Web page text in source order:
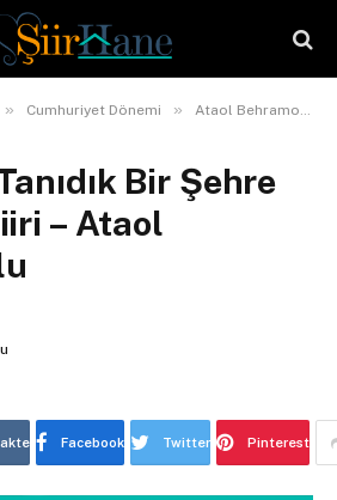
» Cumhuriyet Dönemi » Ataol Behramoğlu
Bir Şehre
– Ataol
Facebook Twitter Pinterest